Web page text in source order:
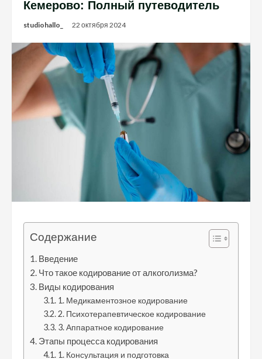
Кемерово: Полный путеводитель
studiohallo_ 22 октября 2024
Содержание
Введение
Что такое кодирование от алкоголизма?
Виды кодирования
1. Медикаментозное кодирование
2. Психотерапевтическое кодирование
3. Аппаратное кодирование
Этапы процесса кодирования
1. Консультация и подготовка